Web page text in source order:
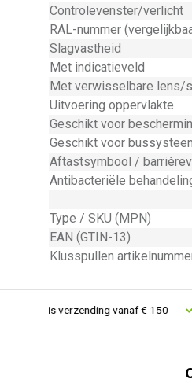
Controlevenster/verlicht
RAL-nummer
Slagvastheid
Met indicatieveld
Met verwisselbare lens/
Uitvoering oppervlakte
Geschikt voor
Geschikt voor
Aftastsymbool /
Antibacteriële
Type / SKU (MPN)
EAN (GTIN-13)
Klusspullen
Gratis verzending vanaf € 150